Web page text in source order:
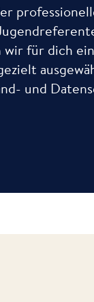
für dich
und